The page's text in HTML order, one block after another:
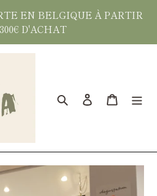
EN BELGIQUE À PARTIR
D'ACHAT
RechercherSe connecter
Panier